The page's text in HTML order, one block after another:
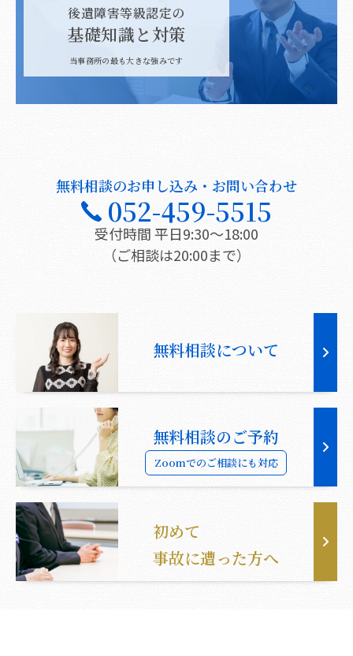
後遺障害等級認定の
基礎知識と対策
当事務所の最も大きな強みです
無料相談のお申し込み・お問い合わせ
052-459-5515
受付時間 平日9:30〜18:00
（ご相談は20:00まで）
無料相談について
無料相談のご予約
Zoomでのご相談にも対応
初めて
事故に遭った方へ